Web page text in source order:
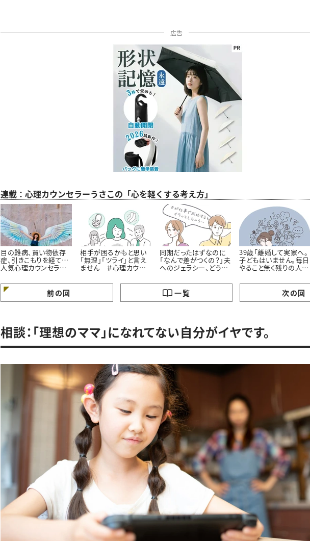
広告
連載：心理カウンセラーうさこの「心を軽くする考え方」
目の難病、買い物依存
症、引きこもりを経て…
人気心理カウンセラー
る」たった一つの方法
相手が困るかもと思い
「無理」「ツライ」と言え
ません ＃心理カウン
する考え方
同期だったはずなのに
「なんで差がつくの？」夫
へのジェラシー、どうす
ラーうさこの心を軽くす
る考え方
39歳「離婚して実家へ。
子どもはいません。毎日
やること無く残りの人生
理カウンセラーうさこの
心を軽くする考え方
前の回 一覧 次の回
相談：「理想のママ」になれてない自分がイヤです。